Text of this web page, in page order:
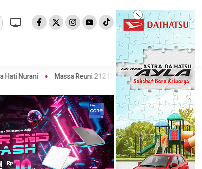
Reuni 212 Hanya Bisa Sampai Thamrin, Putar Balik ke HI